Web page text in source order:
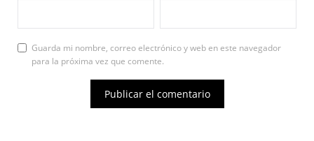
Guarda mi nombre, correo electrónico y web en este navegador
para la próxima vez que comente.